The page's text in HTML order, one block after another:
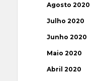
Agosto 2020
Julho 2020
Junho 2020
Maio 2020
Abril 2020